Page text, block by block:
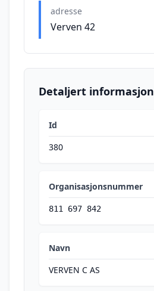
adresse
Verven 42
Detaljert informasjon
Id
380
Organisasjonsnummer
811 697 842
Navn
VERVEN C AS